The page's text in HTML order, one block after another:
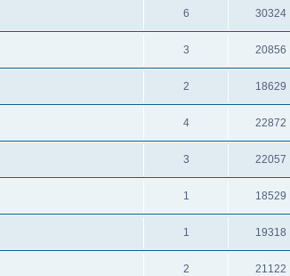
6 30324
3 20856
2 18629
4 22872
3 22057
1 18529
1 19318
2 21122